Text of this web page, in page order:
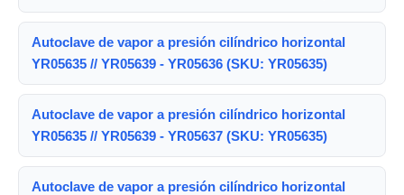
Autoclave de vapor a presión cilíndrico horizontal
YR05635 // YR05639 - YR05636 (SKU: YR05635)
Autoclave de vapor a presión cilíndrico horizontal
YR05635 // YR05639 - YR05637 (SKU: YR05635)
Autoclave de vapor a presión cilíndrico horizontal